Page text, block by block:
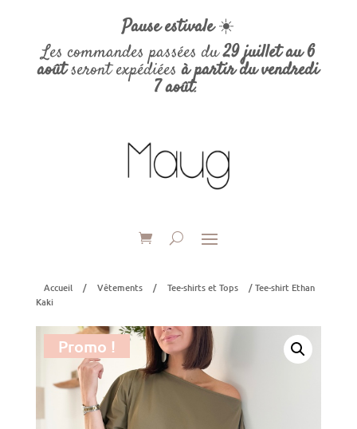
Pause estivale☀️
Les commandes passées du29 juillet au 6
aoûtseront expédiéesà partir du vendredi
7 août.
Accueil / Vêtements / Tee-shirts et Tops
/ Tee-shirt Ethan
Kaki
Promo !